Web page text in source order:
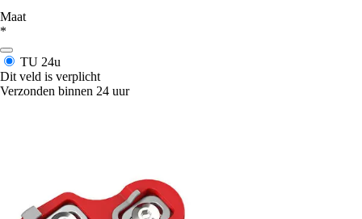
Maat
*
TU 24u
Dit veld is verplicht
Verzonden binnen 24 uur